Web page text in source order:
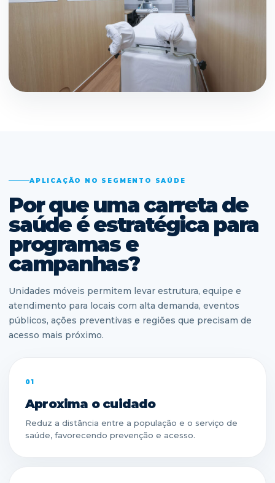
APLICAÇÃO NO SEGMENTO SAÚDE
Por que uma carreta de
saúde é estratégica para
programas e
campanhas?
Unidades móveis permitem levar estrutura, equipe e
atendimento para locais com alta demanda, eventos
públicos, ações preventivas e regiões que precisam de
acesso mais próximo.
01
Aproxima o cuidado
Reduz a distância entre a população e o serviço de
saúde, favorecendo prevenção e acesso.